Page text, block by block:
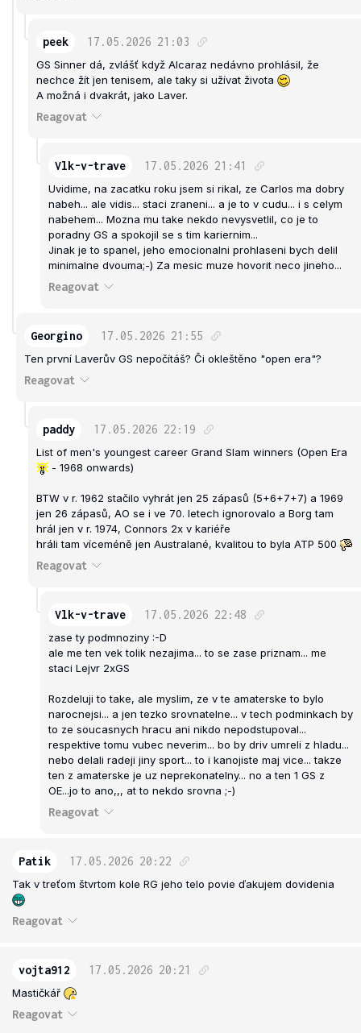
peek 17.05.2026 21:03
GS Sinner dá, zvlášť když Alcaraz nedávno prohlásil, že
nechce žít jen tenisem, ale taky si užívat života
A možná i dvakrát, jako Laver.
Reagovat
Vlk-v-trave 17.05.2026 21:41
Uvidime, na zacatku roku jsem si rikal, ze Carlos ma dobry
nabeh... ale vidis... staci zraneni... a je to v cudu... i s celym
nabehem... Mozna mu take nekdo nevysvetlil, co je to
poradny GS a spokojil se s tim kariernim...
Jinak je to spanel, jeho emocionalni prohlaseni bych delil
minimalne dvouma;-) Za mesic muze hovorit neco jineho...
Reagovat
Georgino 17.05.2026 21:55
Ten první Laverův GS nepočítáš? Či okleštěno "open era"?
Reagovat
paddy 17.05.2026 22:19
List of men's youngest career Grand Slam winners (Open Era
- 1968 onwards)
BTW v r. 1962 stačilo vyhrát jen 25 zápasů (5+6+7+7) a 1969
jen 26 zápasů, AO se i ve 70. letech ignorovalo a Borg tam
hrál jen v r. 1974, Connors 2x v kariéře
hráli tam víceméně jen Australané, kvalitou to byla ATP 500
Reagovat
Vlk-v-trave 17.05.2026 22:48
zase ty podmnoziny :-D
ale me ten vek tolik nezajima... to se zase priznam... me
staci Lejvr 2xGS
Rozdeluji to take, ale myslim, ze v te amaterske to bylo
narocnejsi... a jen tezko srovnatelne... v tech podminkach by
to ze soucasnych hracu ani nikdo nepodstupoval...
respektive tomu vubec neverim... bo by driv umreli z hladu...
nebo delali radeji jiny sport... to i kanojiste maj vice... takze
ten z amaterske je uz neprekonatelny... no a ten 1 GS z
OE...jo to ano,,, at to nekdo srovna ;-)
Reagovat
Patik 17.05.2026 20:22
Tak v treťom štvrtom kole RG jeho telo povie ďakujem dovidenia
Reagovat
vojta912 17.05.2026 20:21
Mastičkář
Reagovat